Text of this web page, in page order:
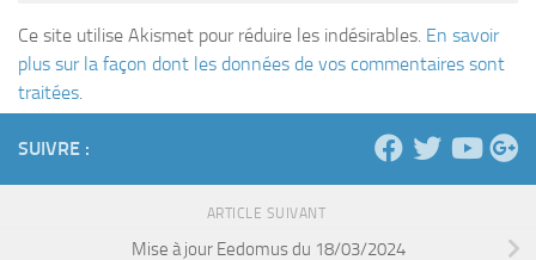
Ce site utilise Akismet pour réduire les indésirables. En savoir
plus sur la façon dont les données de vos commentaires sont
traitées.
SUIVRE :
ARTICLE SUIVANT
Mise à jour Eedomus du 18/03/2024